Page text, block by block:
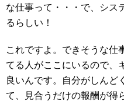
な仕事って・・・で、シス
るらしい！
これですよ。できそうな仕
てる人がここにいるので、
良いんです。自分がしんど
て、見合うだけの報酬が得